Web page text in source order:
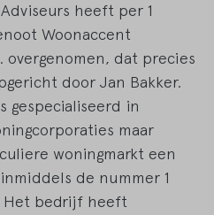
heeft per 1
Woonaccent
overgenomen, dat precies
door Jan Bakker.
gespecialiseerd in
maar
woningmarkt een
de nummer 1
Het bedrijf heeft